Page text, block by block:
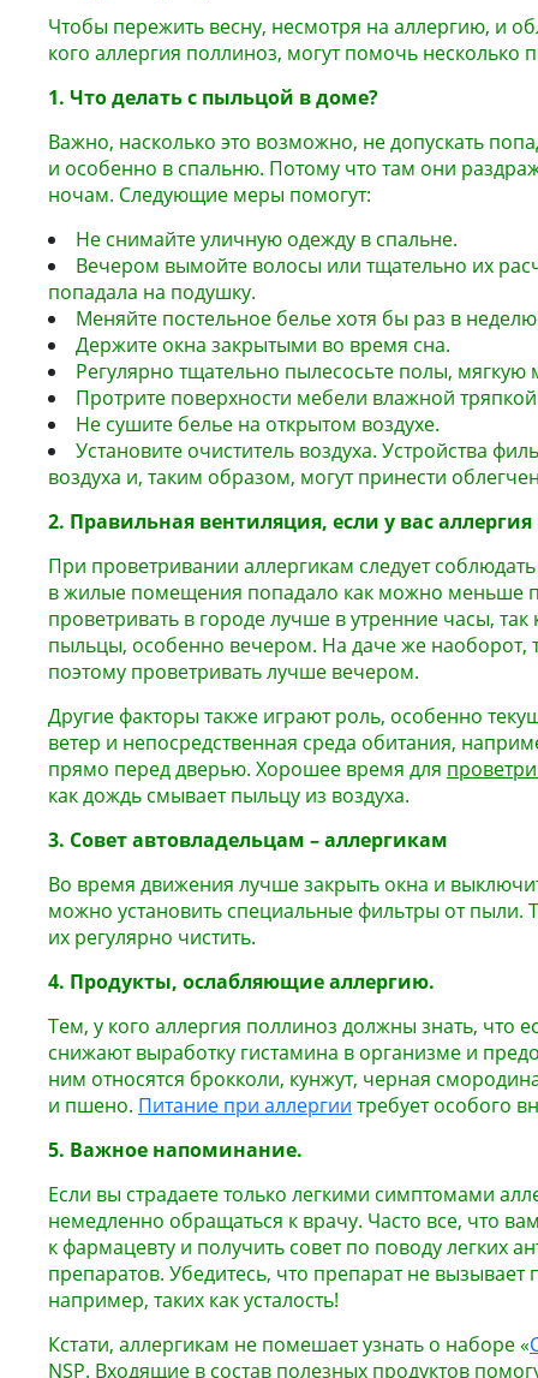
Чтобы пережить весну, несмотря на аллергию, и
кого аллергия поллиноз, могут помочь несколько
1. Что делать с пыльцой в доме?
Важно, насколько это возможно, не допускать
и особенно в спальню. Потому что там они
ночам. Следующие меры помогут:
Не снимайте уличную одежду в спальне.
Вечером вымойте волосы или тщательно их
попадала на подушку.
Меняйте постельное белье хотя бы раз в
Держите окна закрытыми во время сна.
Регулярно тщательно пылесосьте полы, мягкую
Протрите поверхности мебели влажной
Не сушите белье на открытом воздухе.
Установите очиститель воздуха. Устройства
воздуха и, таким образом, могут принести
2. Правильная вентиляция, если у вас
При проветривании аллергикам следует
в жилые помещения попадало как можно меньше
проветривать в городе лучше в утренние часы, так
пыльцы, особенно вечером. На даче же наоборот,
поэтому проветривать лучше вечером.
Другие факторы также играют роль, особенно
ветер и непосредственная среда обитания,
прямо перед дверью. Хорошее время для
как дождь смывает пыльцу из воздуха.
3. Совет автовладельцам – аллергикам
Во время движения лучше закрыть окна и
можно установить специальные фильтры от пыли.
их регулярно чистить.
4. Продукты, ослабляющие аллергию.
Тем, у кого аллергия поллиноз должны знать, что
снижают выработку гистамина в организме и
ним относятся брокколи, кунжут, черная
и пшено. Питание при аллергии требует особого
5. Важное напоминание.
Если вы страдаете только легкими симптомами
немедленно обращаться к врачу. Часто все, что
к фармацевту и получить совет по поводу легких
препаратов. Убедитесь, что препарат не
например, таких как усталость!
Кстати, аллергикам не помешает узнать о наборе «
NSP. Входящие в состав полезных продуктов